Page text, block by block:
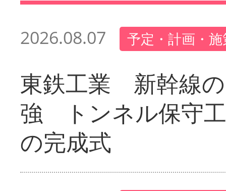
2026.08.07 予定・計画・
東鉄工業 新幹線
強 トンネル保守
の完成式